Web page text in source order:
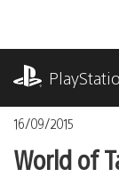
contenu
16/09/2015
World of